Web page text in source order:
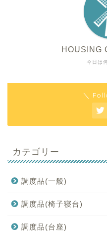
今日は
HOUSING
＼
カテゴリー
調度品(一般)
調度品(椅子寝台)
調度品(台座)